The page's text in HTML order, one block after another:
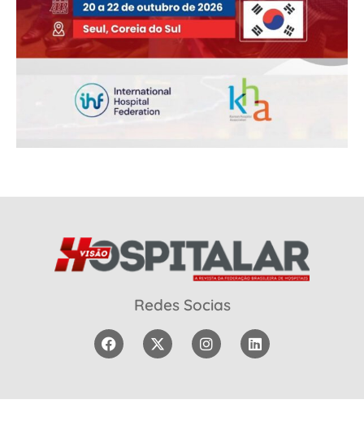
Redes Socias